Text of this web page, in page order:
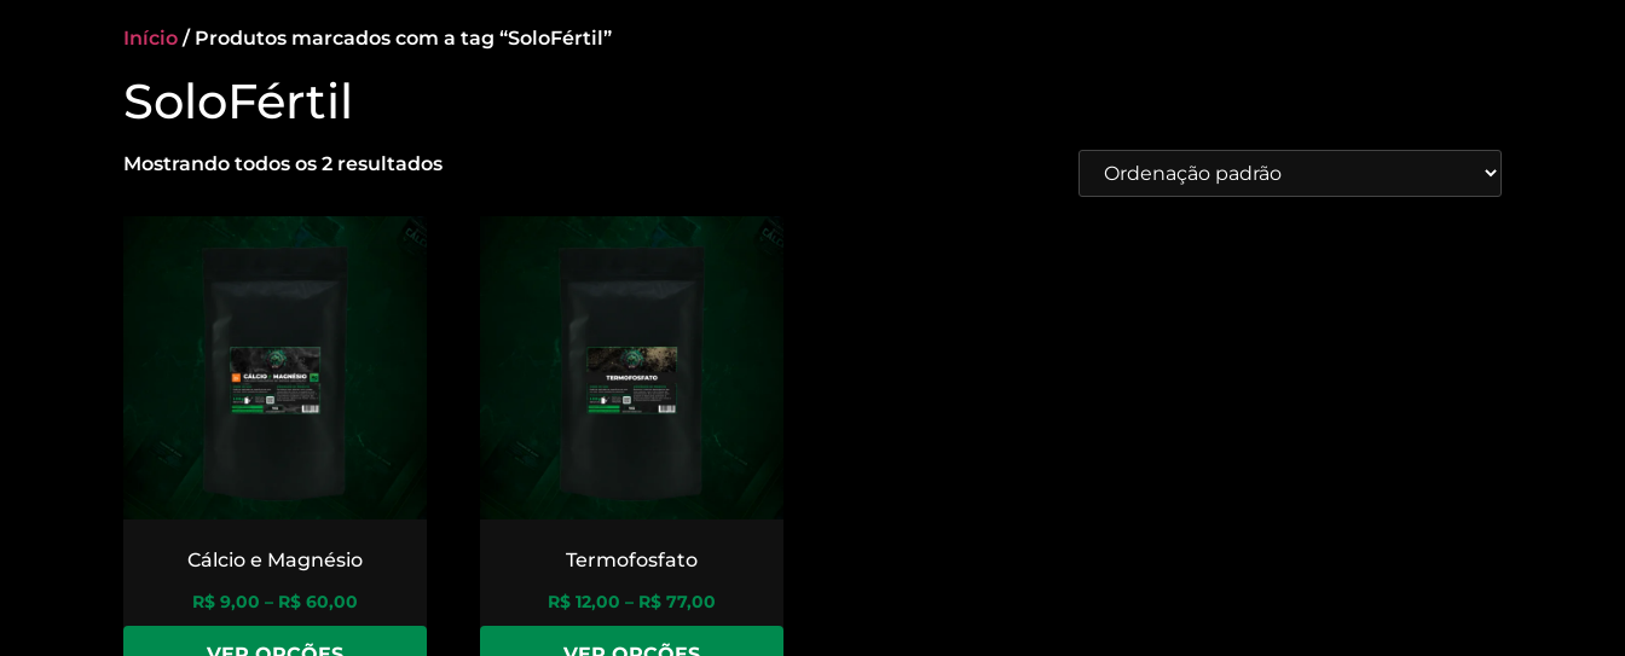
Início / Produtos marcados com a tag “SoloFértil”
SoloFértil
Mostrando todos os 2 resultados
Cálcio e Magnésio
R$ 9,00 – R$ 60,00
Termofosfato
R$12,00 – R$77,00